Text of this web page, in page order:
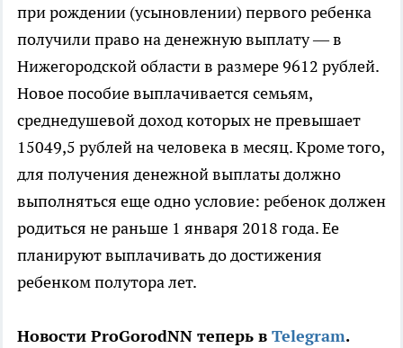
при рождении (усыновлении) первого ребенка
получили право на денежную выплату — в
Нижегородской области в размере 9612 рублей.
Новое пособие выплачивается семьям,
среднедушевой доход которых не превышает
15049,5 рублей на человека в месяц. Кроме того,
для получения денежной выплаты должно
выполняться еще одно условие: ребенок должен
родиться не раньше 1 января 2018 года. Ее
планируют выплачивать до достижения
ребенком полутора лет.
Новости ProGorodNN теперь в Telegram.